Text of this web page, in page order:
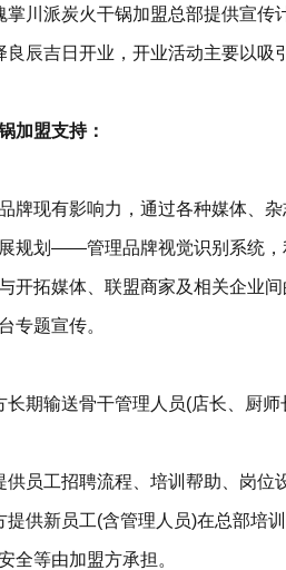
川派炭火干锅加盟总部提供宣传
良辰吉日开业，开业活动主要以
加盟支持：
现有影响力，通过各种媒体、杂
规划——管理品牌视觉识别系统
开拓媒体、联盟商家及相关企业
专题宣传。
长期输送骨干管理人员(店长、厨
供员工招聘流程、培训帮助、岗位
提供新员工(含管理人员)在总部培
全等由加盟方承担。